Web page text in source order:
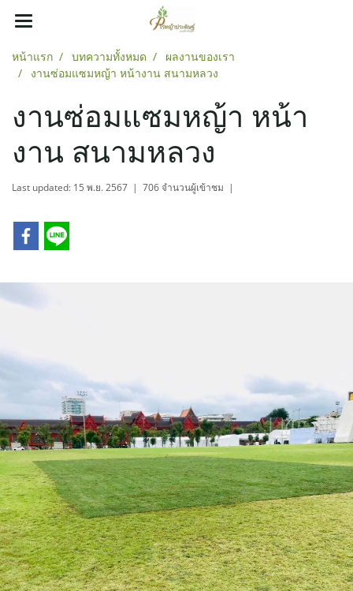
หน้าแรก บทความทั้งหมด
ผลงานของเรา
งานซ่อมแซมหญ้า หน้างาน สนามหลวง
งานซ่อมแซมหญ้า หน้า
งาน สนามหลวง
Last updated: 15 พ.ย. 2567 | 706 จำนวนผู้เข้าชม |